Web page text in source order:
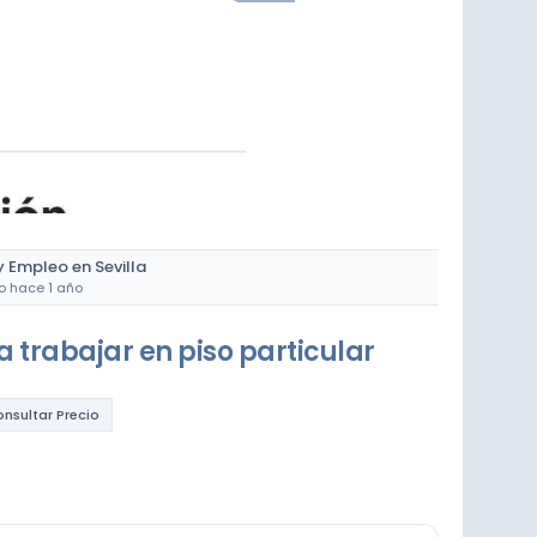
Empleo en Sevilla
hace 1 año
trabajar en piso particular
Precio